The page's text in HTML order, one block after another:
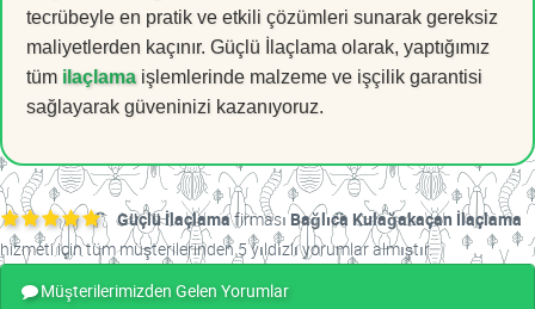
tecrübeyle en pratik ve etkili çözümleri sunarak gereksiz
maliyetlerden kaçınır. Güçlü İlaçlama olarak, yaptığımız
tüm ilaçlamaişlemlerinde malzeme ve işçilik garantisi
sağlayarak güveninizi kazanıyoruz.
Güçlü İlaçlamafirmasıBağlıca Kulağakaçan İlaçlama
hizmeti için tüm müşterilerinden 5 yıldızlı yorumlar almıştır.
Müşterilerimizden Gelen Yorumlar